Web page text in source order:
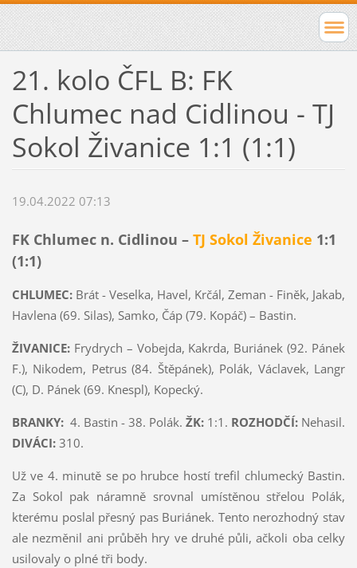
21. kolo ČFL B: FK
Chlumec nad Cidlinou - TJ
Sokol Živanice 1:1 (1:1)
19.04.2022 07:13
FK Chlumec n. Cidlinou – TJ Sokol Živanice 1:1
(1:1)
CHLUMEC: Brát - Veselka, Havel, Krčál, Zeman - Finěk, Jakab,
Havlena (69. Silas), Samko, Čáp (79. Kopáč) – Bastin.
ŽIVANICE:Frydrych – Vobejda, Kakrda, Buriánek (92. Pánek
F.), Nikodem, Petrus (84. Štěpánek), Polák, Václavek, Langr
(C), D. Pánek (69. Knespl), Kopecký.
BRANKY:4. Bastin - 38. Polák.ŽK: 1:1. ROZHODČÍ: Nehasil.
DIVÁCI:310.
Už ve 4. minutě se po hrubce hostí trefil chlumecký Bastin.
Za Sokol pak náramně srovnal umístěnou střelou Polák,
kterému poslal přesný pas Buriánek. Tento nerozhodný stav
ale nezměnil ani průběh hry ve druhé půli, ačkoli oba celky
usilovaly o plné tři body.